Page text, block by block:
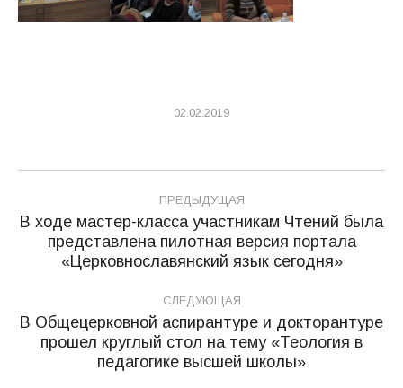
02.02.2019
Навигация
по
записям
ПРЕДЫДУЩАЯ
Предыдущая
запись:
В ходе мастер-класса участникам Чтений была
представлена пилотная версия портала
«Церковнославянский язык сегодня»
СЛЕДУЮЩАЯ
Следующая
запись:
В Общецерковной аспирантуре и докторантуре
прошел круглый стол на тему «Теология в
педагогике высшей школы»